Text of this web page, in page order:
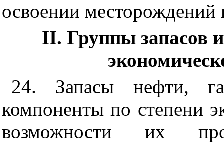
освоении месторождений
II. Группы запасов
24. Запасы нефти,
компоненты по степени
возможности их